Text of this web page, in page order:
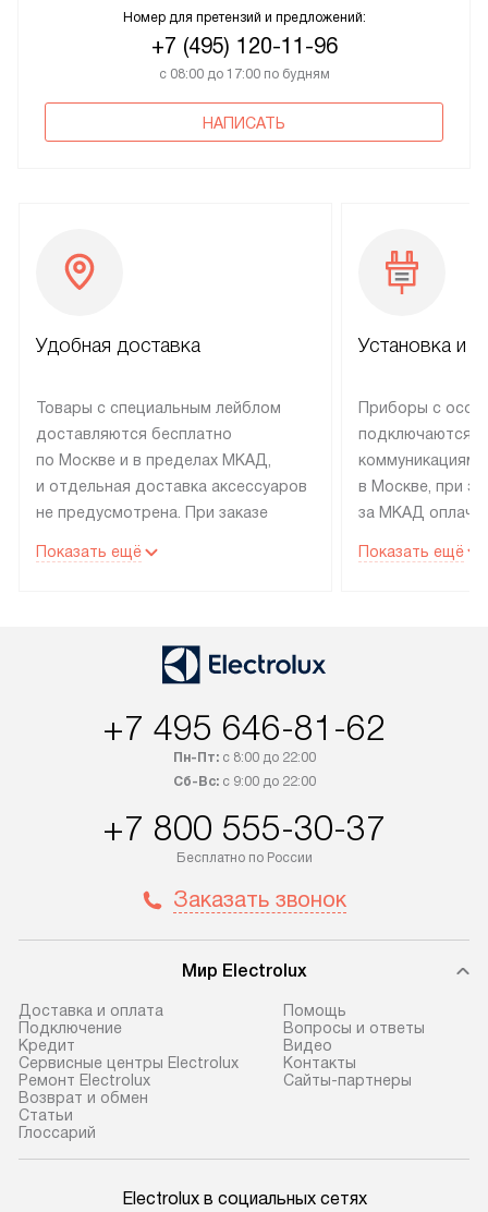
Номер для претензий и предложений:
+7 (495) 120-11-96
с 08:00 до 17:00 по будням
НАПИСАТЬ
Удобная доставка
Товары с специальным лейблом
доставляются бесплатно
по Москве и в пределах МКАД,
и отдельная доставка аксессуаров
не предусмотрена. При заказе
рекомендуем обсудить
со статусом «В наличии» могут
быть отправлены покупателю
интересен товар «Под заказ»,
приобретения с менеджером сайта.
доставляются бесплатно
по Москве в пределах МКАД,
не предусмотрена. После 100%
до представительства
транспортной компании в г. Москва.
Пожалуйста, уточняйте условия
доставки у менеджера при
оформлении заказа.
В оговоренный день служба
доставки доставит упакованный
Показать ещё
Установка и
Приборы с
подключаются к
коммуникациям
в Москве, при
за МКАД
партнера
по монтажу
материалы.
предполагают,
установленной
Показать ещё
+7 495 646-81-62
Пн-Пт:с 8:00 до 22:00
Сб-Вс:с 9:00 до 22:00
+7 800 555-30-37
Бесплатно по России
Заказать звонок
Мир Electrolux
Доставка и оплата
Подключение
Кредит
Сервисные центры Electrolux
Ремонт Electrolux
Возврат и обмен
Cтатьи
Глоссарий
Помощь
Вопросы и ответы
Видео
Контакты
Сайты-партнеры
Electrolux в социальных сетях